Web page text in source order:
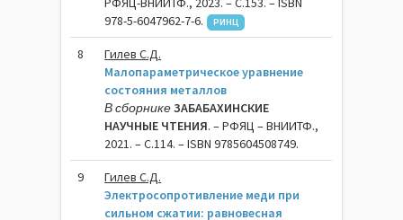
978-5-6047962-7-6.
РИНЦ
8
Гилев С.Д.
Малопараметрическое уравнение
состояния металлов
В сборникеЗАБАБАХИНСКИЕ
НАУЧНЫЕ ЧТЕНИЯ. – РФЯЦ – ВНИИТФ.,
2021. – C.114. – ISBN 9785604508749.
9
Гилев С.Д.
Электросопротивление меди при
сильном сжатии: равновесная